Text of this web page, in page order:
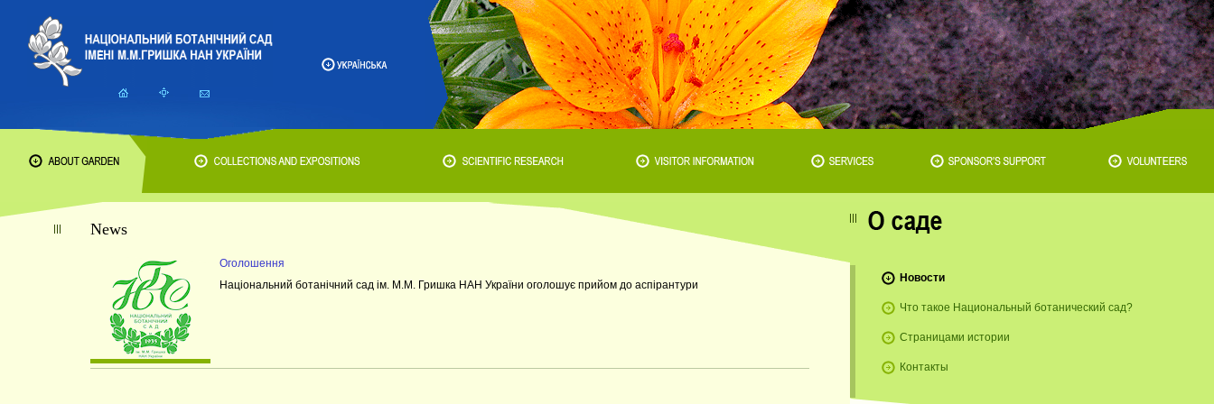
News
Оголошення
Національний ботанічний сад ім. М.М. Гришка НАН України оголошує прийом до аспірантури
Новости
Что такое Национальный ботанический сад?
Страницами истории
Контакты